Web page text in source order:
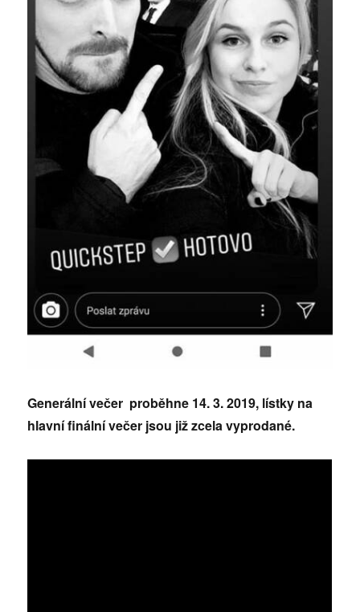
Generální večer proběhne 14. 3. 2019, lístky na
hlavní finální večer jsou již zcela vyprodané.